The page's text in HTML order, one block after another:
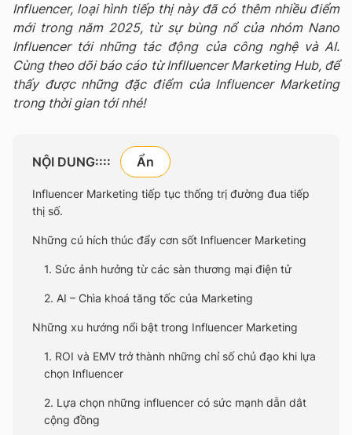
Influencer, loại hình tiếp thị này đã có thêm nhiều điểm
mới trong năm 2025, từ sự bùng nổ của nhóm Nano
Influencer tới những tác động của công nghệ và AI.
Cùng theo dõi báo cáo từ Inflluencer Marketing Hub, để
thấy được những đặc điểm của Influencer Marketing
trong thời gian tới nhé!
NỘI DUNG::::
Influencer Marketing tiếp tục thống trị đường đua tiếp
thị số.
Những cú hích thúc đẩy cơn sốt Influencer Marketing
1. Sức ảnh hưởng từ các sàn thương mại điện tử
2. AI – Chìa khoá tăng tốc của Marketing
Những xu hướng nổi bật trong Influencer Marketing
1. ROI và EMV trở thành những chỉ số chủ đạo khi lựa
chọn Influencer
2. Lựa chọn những influencer có sức mạnh dẫn dắt
cộng đồng